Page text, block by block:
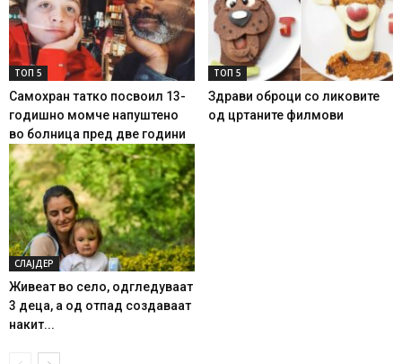
ТОП 5
Самохран татко посвоил 13-
годишно момче напуштено
во болница пред две години
ТОП 5
Здрави оброци со ликовите
од цртаните филмови
СЛАЈДЕР
Живеат во село, одгледуваат
3 деца, а од отпад создаваат
накит...